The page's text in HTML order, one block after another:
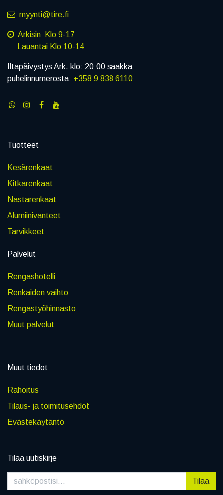
myynti@tire.fi
Arkisin Klo 9-17
Lauantai Klo 10-14
Iltapäivystys Ark. klo: 20:00 saakka
puhelinnumerosta: +358 9 838 6110
Tuotteet
Kesärenkaat
Kitkarenkaat
Nastarenkaat
Alumiinivanteet
Tarvikkeet
Palvelut
Rengashotelli
Renkaiden vaihto
Rengastyöhinnasto
Muut palvelut
Muut tiedot
Rahoitus
Tilaus- ja toimitusehdot
Evästekäytäntö
Tilaa uutiskirje
Tilaa